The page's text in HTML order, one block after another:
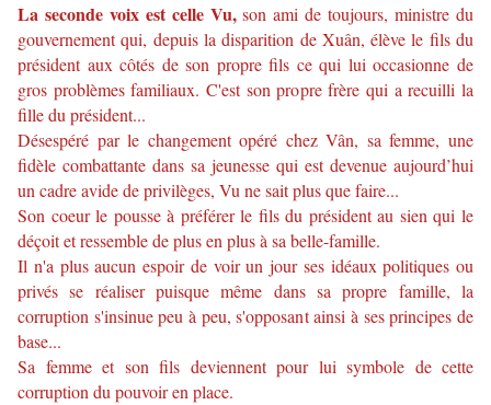
La seconde voix est celle Vu,son ami de toujours, ministre du
gouvernement qui, depuis la disparition de Xuân, élève le fils du
président aux côtés de son propre fils ce qui lui occasionne de
gros problèmes familiaux. C'est son propre frère qui a recuilli la
fille du président...
Désespéré par le changement opéré chezVân, sa femme,une
fidèle combattante dans sa jeunesse qui est devenue aujourd’hui
un cadre avide de privilèges, Vu ne sait plus que faire...
Son coeur le pousse à préférer le fils du président au sien qui le
déçoit et ressemble de plus en plus à sa belle-famille.
Il n'a plus aucun espoir de voir un jour ses idéaux politiques ou
privés se réaliser puisque même dans sa propre famille, la
corruption s'insinue peu à peu, s'opposant ainsi à ses principes de
base...
Sa femme et son fils deviennent pour lui symbole de cette
corruption du pouvoir en place.